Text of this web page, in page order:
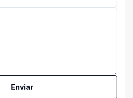
Enviar